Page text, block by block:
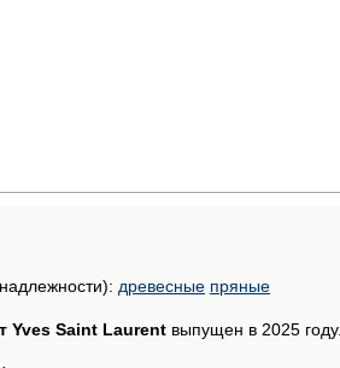
древесные пряные
Yves Saint Laurent выпущен в 2025 году.